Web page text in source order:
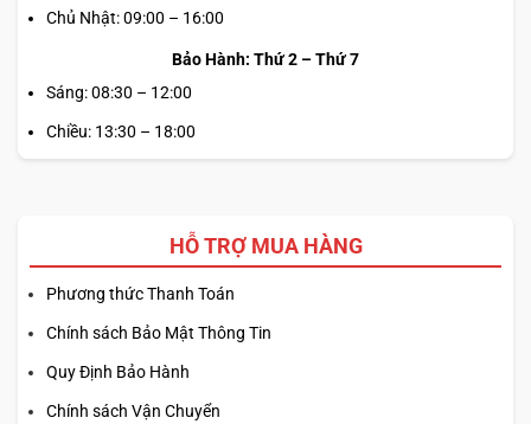
Chủ Nhật: 09:00 – 16:00
Bảo Hành: Thứ 2 – Thứ 7
Sáng: 08:30 – 12:00
Chiều: 13:30 – 18:00
HỖ TRỢ MUA HÀNG
Phương thức Thanh Toán
Chính sách Bảo Mật Thông Tin
Quy Định Bảo Hành
Chính sách Vận Chuyển